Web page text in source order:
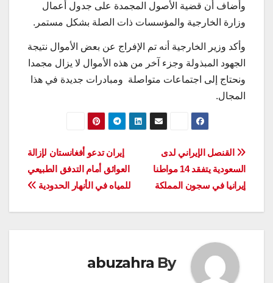
وأضاف أن قضية الأصول المجمدة على جدول أعمال
وزارة الخارجية والمؤسسات ذات الصلة بشكل مستمر.
وأكد وزير الخارجية أنه تم الإفراج عن بعض الأموال نتيجة
الجهود المبذولة وجزء آخر من هذه الأموال لا يزال مجمدا
ونحتاج إلى اجتماعات متواصلة ومبادرات جديدة في هذا
المجال.
تصفّح
المقالات
إیران تدعو أفغانستان لإزالة
العوائق أمام التدفق الطبيعي
للمياه في الأنهار الحدودية
القنصل الإيراني لدى
السعودية يتفقد 14 مواطنا
إيرانيا في سجون المملكة
By
abuzahra